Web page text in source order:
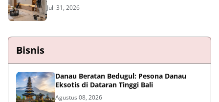
Juli 31, 2026
Bisnis
Danau Beratan Bedugul: Pesona Danau
Eksotis di Dataran Tinggi Bali
Agustus 08, 2026